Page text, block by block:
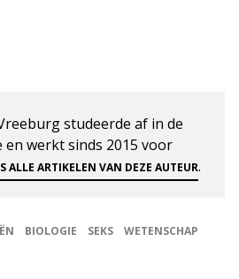
studeerde af in de
en werkt sinds 2015 voor
ALLE ARTIKELEN VAN DEZE AUTEUR.
BIOLOGIE SEKS WETENSCHAP